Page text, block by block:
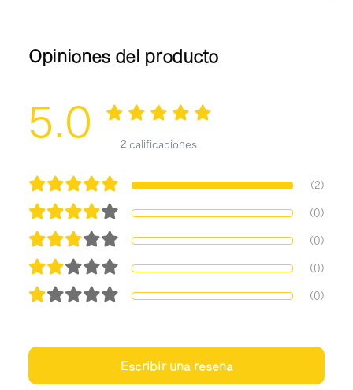
Opiniones del producto
5.0 2 calificaciones
(2)
(0)
(0)
(0)
(0)
Escribir una reseña